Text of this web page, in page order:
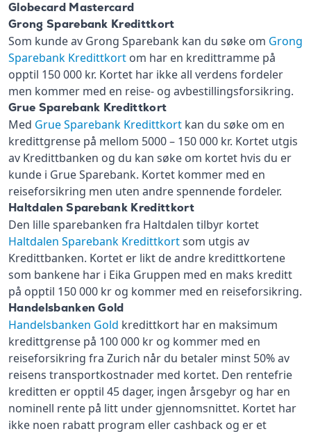
Globecard Mastercard
Grong Sparebank Kredittkort
Som kunde av Grong Sparebank kan du søke om Grong
Sparebank Kredittkort om har en kredittramme på
opptil 150 000 kr. Kortet har ikke all verdens fordeler
men kommer med en reise- og avbestillingsforsikring.
Grue Sparebank Kredittkort
Med Grue Sparebank Kredittkort kan du søke om en
kredittgrense på mellom 5000 – 150 000 kr. Kortet utgis
av Kredittbanken og du kan søke om kortet hvis du er
kunde i Grue Sparebank. Kortet kommer med en
reiseforsikring men uten andre spennende fordeler.
Haltdalen Sparebank Kredittkort
Den lille sparebanken fra Haltdalen tilbyr kortet
Haltdalen Sparebank Kredittkortsom utgis av
Kredittbanken. Kortet er likt de andre kredittkortene
som bankene har i Eika Gruppen med en maks kreditt
på opptil 150 000 kr og kommer med en reiseforsikring.
Handelsbanken Gold
Handelsbanken Gold kredittkort har en maksimum
kredittgrense på 100 000 kr og kommer med en
reiseforsikring fra Zurich når du betaler minst 50% av
reisens transportkostnader med kortet. Den rentefrie
kreditten er opptil 45 dager, ingen årsgebyr og har en
nominell rente på litt under gjennomsnittet. Kortet har
ikke noen rabatt program eller cashback og er et